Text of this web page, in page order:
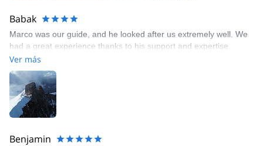
Babak
Marco was our guide, and he looked after us extremely well. We
had a great experience thanks to his support and expertise.
Ver más
Benjamin